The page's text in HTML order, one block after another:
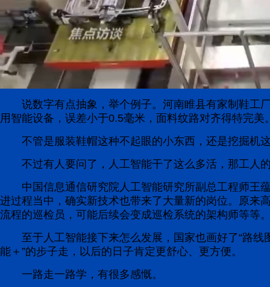
说数字有点抽象，举个例子。河南睢县有家制鞋工
用智能设备，误差小于0.5毫米，面料纹路对齐得特完美
不管是服装鞋帽这种不起眼的小东西，还是挖掘
不过有人要问了，人工智能干了这么多活，那工人
中国信息通信研究院人工智能研究所副总工程师王
进过程当中，确实新技术也带来了大量新的岗位。原来
流程的巡检员，可能后续会变成巡检系统的架构师等等
至于人工智能接下来怎么发展，国家也画好了“路
能＋”的步子走，以后的日子肯定更舒心、更方便。
一路走一路学，有很多感慨。